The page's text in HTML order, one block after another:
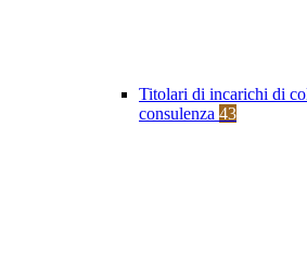
Titolari di incarichi di
consulenza 43